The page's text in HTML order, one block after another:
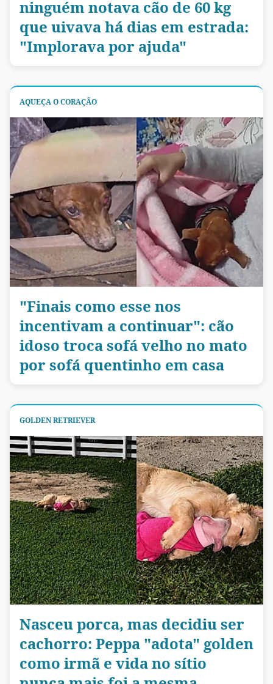
ninguém notava cão de 60 kg
que uivava há dias em estrada:
"Implorava por ajuda"
AQUEÇA O CORAÇÃO
"Finais como esse nos
incentivam a continuar": cão
idoso troca sofá velho no mato
por sofá quentinho em casa
GOLDEN RETRIEVER
Nasceu porca, mas decidiu ser
cachorro: Peppa "adota" golden
como irmã e vida no sítio